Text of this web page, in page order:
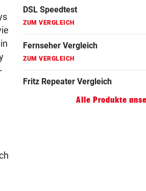
Gaming Laptop Vergleich
Grafikkarten Vergleich
ZUM VERGLEICH
Alle Produkte